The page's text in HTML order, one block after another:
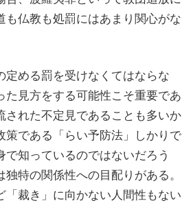
仏教も処罰にはあまり関心がな
める罰を受けなくてはならな
見方をする可能性こそ重要であ
れた不定見であることも多いか
策である「らい予防法」しかりで
知っているのではないだろう
特の関係性への目配りがある。
裁き」に向かない人間性もない